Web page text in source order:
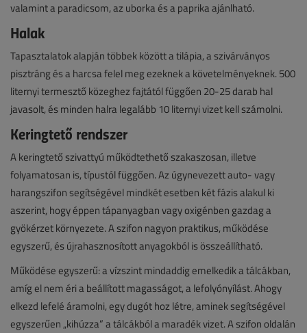
valamint a paradicsom, az uborka és a paprika ajánlható.
Halak
Tapasztalatok alapján többek között a tilápia, a szivárványos
pisztráng és a harcsa felel meg ezeknek a követelményeknek. 500
liternyi termesztő közeghez fajtától függően 20-25 darab hal
javasolt, és minden halra legalább 10 liternyi vizet kell számolni.
Keringtető rendszer
A keringtető szivattyú működtethető szakaszosan, illetve
folyamatosan is, típustól függően. Az úgynevezett auto- vagy
harangszifon segítségével mindkét esetben két fázis alakul ki
aszerint, hogy éppen tápanyagban vagy oxigénben gazdag a
gyökérzet környezete. A szifon nagyon praktikus, működése
egyszerű, és újrahasznosított anyagokból is összeállítható.
Működése egyszerű: a vízszint mindaddig emelkedik a tálcákban,
amíg el nem éri a beállított magasságot, a lefolyónyílást. Ahogy
elkezd lefelé áramolni, egy dugót hoz létre, aminek segítségével
egyszerűen „kihúzza” a tálcákból a maradék vizet. A szifon oldalán